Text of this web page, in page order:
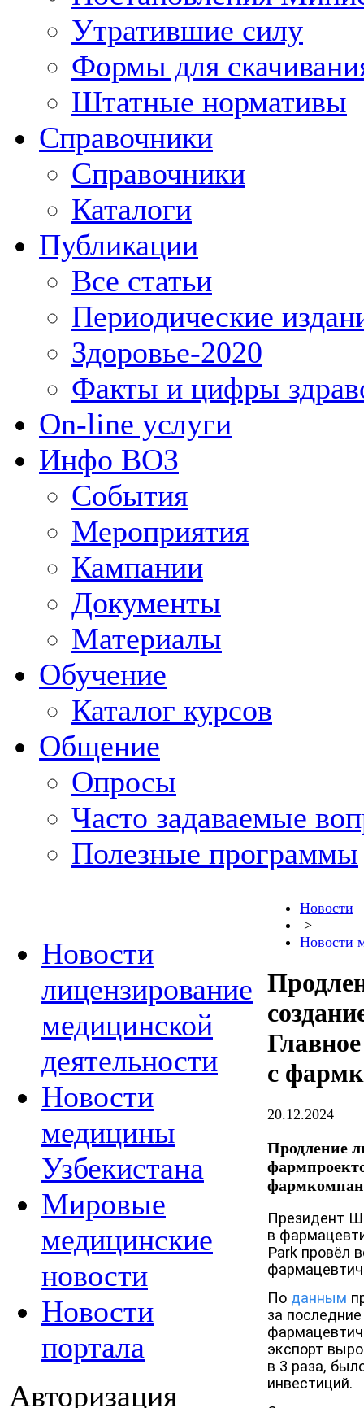
Утратившие силу
Формы для
Штатные нормативы
Справочники
Справочники
Каталоги
Публикации
Все статьи
Периодические
Здоровье-2020
Факты и цифры
On-line услуги
Инфо ВОЗ
События
Мероприятия
Кампании
Документы
Материалы
Обучение
Каталог курсов
Общение
Опросы
Часто задаваемые
Полезные программы
Новости
лицензирование
медицинской
деятельности
Новости
медицины
Узбекистана
Мировые
медицинские
новости
Новости
портала
Авторизация
Новости
>
Новости
с
20.12.2024
Продление
Президент
в
Park провёл
По данным
за
экспорт
в 3 раза,
инвестиций.